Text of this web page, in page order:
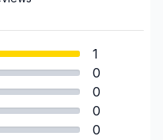
and Russell
Dundas and
1
0
0
0
0